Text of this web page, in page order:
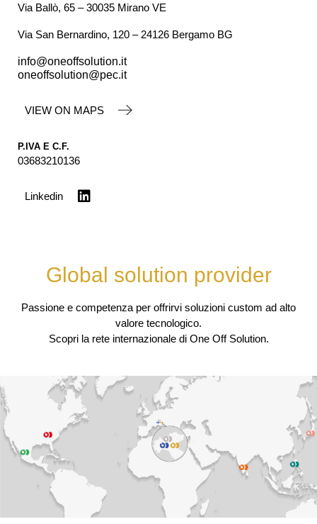
Via Ballò, 65 – 30035 Mirano VE
Via San Bernardino, 120 – 24126 Bergamo BG
info@oneoffsolution.it
oneoffsolution@pec.it
VIEW ON MAPS
P.IVA E C.F.
03683210136
Linkedin
Global solution provider
Passione e competenza per offrirvi soluzioni custom ad alto
valore tecnologico.
Scopri la rete internazionale di One Off Solution.